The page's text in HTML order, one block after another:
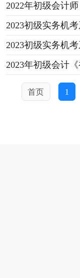
2022年初级会计
2023初级实务机
2023初级实务机
2023年初级会计
首页 1